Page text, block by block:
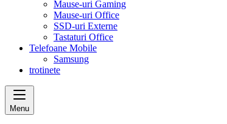
Mause-uri Gaming
Mause-uri Office
SSD-uri Externe
Tastaturi Office
Telefoane Mobile
Samsung
trotinete
Menu